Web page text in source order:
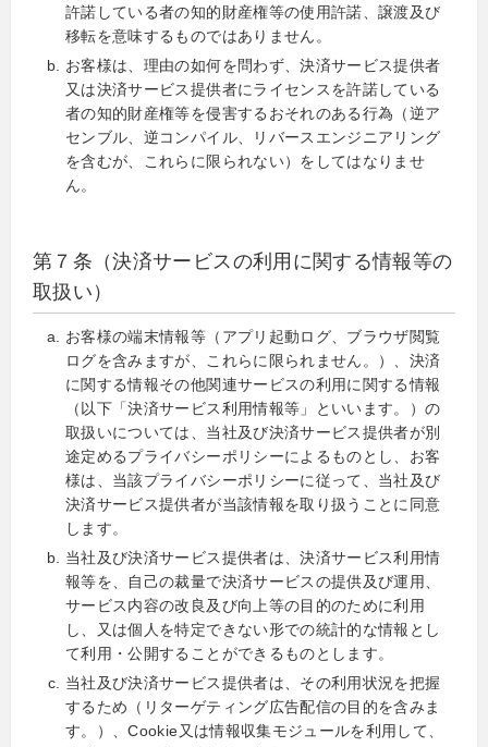
許諾している者の知的財産権等の使用許諾、譲渡及び
移転を意味するものではありません。
お客様は、理由の如何を問わず、決済サービス提供者
又は決済サービス提供者にライセンスを許諾している
者の知的財産権等を侵害するおそれのある行為（逆ア
センブル、逆コンパイル、リバースエンジニアリング
を含むが、これらに限られない）をしてはなりませ
ん。
第７条（決済サービスの利用に関する情報等の
取扱い）
お客様の端末情報等（アプリ起動ログ、ブラウザ閲覧
ログを含みますが、これらに限られません。）、決済
に関する情報その他関連サービスの利用に関する情報
（以下「決済サービス利用情報等」といいます。）の
取扱いについては、当社及び決済サービス提供者が別
途定めるプライバシーポリシーによるものとし、お客
様は、当該プライバシーポリシーに従って、当社及び
決済サービス提供者が当該情報を取り扱うことに同意
します。
当社及び決済サービス提供者は、決済サービス利用情
報等を、自己の裁量で決済サービスの提供及び運用、
サービス内容の改良及び向上等の目的のために利用
し、又は個人を特定できない形での統計的な情報とし
て利用・公開することができるものとします。
当社及び決済サービス提供者は、その利用状況を把握
するため（リターゲティング広告配信の目的を含みま
す。）、Cookie又は情報収集モジュールを利用して、